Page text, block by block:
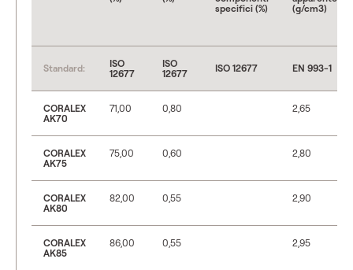
specifici (%)
(g/cm3)
Standard:
ISO
12677
ISO
12677
ISO 12677 EN 993-1
CORALEX
AK70
71,00 0,80 2,65
CORALEX
AK75
75,00 0,60 2,80
CORALEX
AK80
82,00 0,55 2,90
CORALEX
AK85
86,00 0,55 2,95